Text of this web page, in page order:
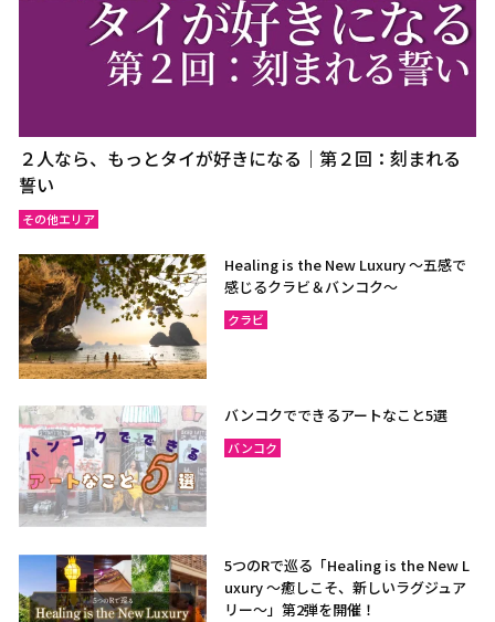
２人なら、もっとタイが好きになる｜第２回：刻まれる
誓い
その他エリア
Healing is the New Luxury ～五感で
感じるクラビ＆バンコク～
クラビ
バンコクでできるアートなこと5選
バンコク
5つのRで巡る「Healing is the New L
uxury ～癒しこそ、新しいラグジュア
リー〜」第2弾を開催！